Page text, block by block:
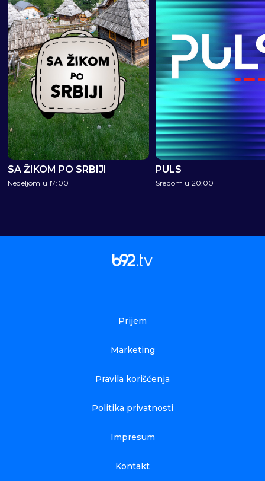
SA ŽIKOM PO SRBIJI
Nedeljom u 17:00
PULS
Sredom u 20:00
Prijem
Marketing
Pravila korišćenja
Politika privatnosti
Impresum
Kontakt